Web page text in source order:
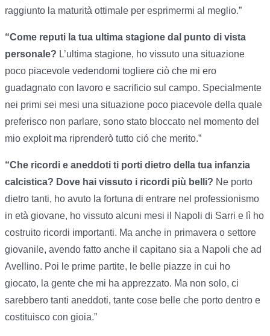
raggiunto la maturità ottimale per esprimermi al meglio.”
“Come reputi la tua ultima stagione dal punto di vista
personale? L’ultima stagione, ho vissuto una situazione
poco piacevole vedendomi togliere ciò che mi ero
guadagnato con lavoro e sacrificio sul campo. Specialmente
nei primi sei mesi una situazione poco piacevole della quale
preferisco non parlare, sono stato bloccato nel momento del
mio exploit ma riprenderò tutto ció che merito.”
“Che ricordi e aneddoti ti porti dietro della tua infanzia
calcistica? Dove hai vissuto i ricordi più belli? Ne porto
dietro tanti, ho avuto la fortuna di entrare nel professionismo
in età giovane, ho vissuto alcuni mesi il Napoli di Sarri e lì ho
costruito ricordi importanti. Ma anche in primavera o settore
giovanile, avendo fatto anche il capitano sia a Napoli che ad
Avellino. Poi le prime partite, le belle piazze in cui ho
giocato, la gente che mi ha apprezzato. Ma non solo, ci
sarebbero tanti aneddoti, tante cose belle che porto dentro e
costituisco con gioia.”